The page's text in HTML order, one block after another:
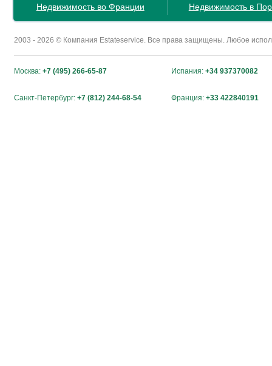
Недвижимость во Франции
Недвижимость в
2003 - 2026 © Компания Estateservice. Все права защищены. Любое
Москва: +7 (495) 266-65-87 Испания: +34 937370082
Санкт-Петербург: +7 (812) 244-68-54 Франция: +33 422840191